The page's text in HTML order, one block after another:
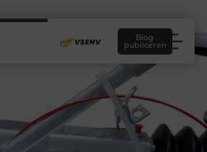
Blog
publiceren